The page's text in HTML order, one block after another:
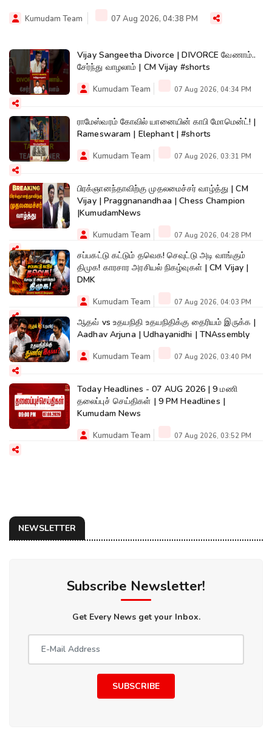
Kumudam Team 07 Aug 2026, 04:38 PM
Vijay Sangeetha Divorce | DIVORCE வேணாம்..
சேர்ந்து வாழலாம் | CM Vijay #shorts
Kumudam Team 07 Aug 2026, 04:34 PM
ராமேஸ்வரம் கோவில் யானையின் காபி மோமென்ட்! |
Rameswaram | Elephant | #shorts
Kumudam Team 07 Aug 2026, 03:31 PM
பிரக்ஞானந்தாவிற்கு முதலமைச்சர் வாழ்த்து | CM
Vijay | Praggnanandhaa | Chess Champion
|KumudamNews
Kumudam Team 07 Aug 2026, 04:28 PM
சப்பகட்டு கட்டும் தவெக! செவுட்டு அடி வாங்கும்
திமுக! காரசார அரசியல் நிகழ்வுகள் | CM Vijay |
DMK
Kumudam Team 07 Aug 2026, 04:03 PM
ஆதவ் vs உதயநிதி உதயநிதிக்கு தைரியம் இருக்க |
Aadhav Arjuna | Udhayanidhi | TNAssembly
Kumudam Team 07 Aug 2026, 03:40 PM
Today Headlines - 07 AUG 2026 | 9 மணி
தலைப்புச் செய்திகள் | 9 PM Headlines |
Kumudam News
Kumudam Team 07 Aug 2026, 03:52 PM
NEWSLETTER
Subscribe Newsletter!
Get Every News get your Inbox.
SUBSCRIBE